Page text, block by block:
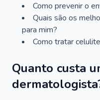
Como prevenir o
Quais são os
para mim?
Como tratar
Quanto custa